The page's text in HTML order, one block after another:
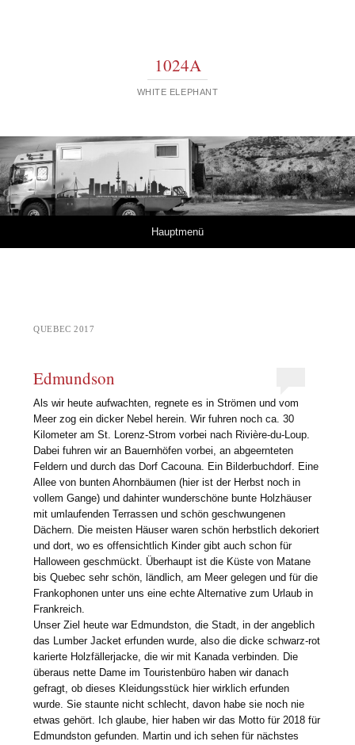
1024A
WHITE ELEPHANT
Hauptmenü
QUEBEC 2017
Edmundson
Als wir heute aufwachten, regnete es in Strömen und vom
Meer zog ein dicker Nebel herein. Wir fuhren noch ca. 30
Kilometer am St. Lorenz-Strom vorbei nach Rivière-du-Loup.
Dabei fuhren wir an Bauernhöfen vorbei, an abgeernteten
Feldern und durch das Dorf Cacouna. Ein Bilderbuchdorf. Eine
Allee von bunten Ahornbäumen (hier ist der Herbst noch in
vollem Gange) und dahinter wunderschöne bunte Holzhäuser
mit umlaufenden Terrassen und schön geschwungenen
Dächern. Die meisten Häuser waren schön herbstlich dekoriert
und dort, wo es offensichtlich Kinder gibt auch schon für
Halloween geschmückt. Überhaupt ist die Küste von Matane
bis Quebec sehr schön, ländlich, am Meer gelegen und für die
Frankophonen unter uns eine echte Alternative zum Urlaub in
Frankreich.
Unser Ziel heute war Edmundston, die Stadt, in der angeblich
das Lumber Jacket erfunden wurde, also die dicke schwarz-rot
karierte Holzfällerjacke, die wir mit Kanada verbinden. Die
überaus nette Dame im Touristenbüro haben wir danach
gefragt, ob dieses Kleidungsstück hier wirklich erfunden
wurde. Sie staunte nicht schlecht, davon habe sie noch nie
etwas gehört. Ich glaube, hier haben wir das Motto für 2018 für
Edmundston gefunden. Martin und ich sehen für nächstes